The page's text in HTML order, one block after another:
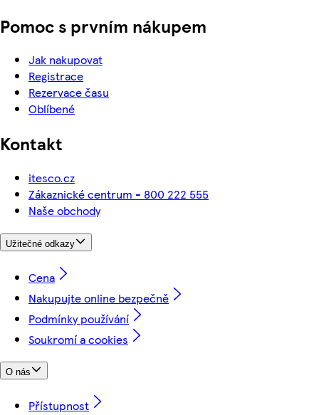
Pomoc s prvním nákupem
Jak nakupovat
Registrace
Rezervace času
Oblíbené
Kontakt
itesco.cz
Zákaznické centrum - 800 222 555
Naše obchody
Užitečné odkazy
Cena
Nakupujte online bezpečně
Podmínky používání
Soukromí a cookies
O nás
Přístupnost